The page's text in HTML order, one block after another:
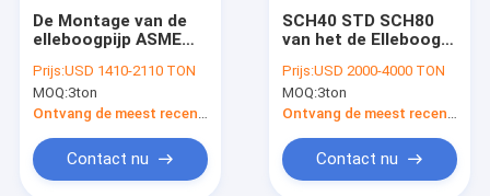
De Montage van de
elleboogpijp ASME
stuk Reuder GLB
A234 WPB SCH40
STD A182 F304 316
Prijs:USD 1410-2110 TON
MOQ:3ton
Contact nu
SCH40 STD SCH80
van het de Elleboogt-
ANSI B16.9 A234WPB
het Reductiemiddel
GLB van de
Prijs:USD 2000-4000 TON
MOQ:3ton
Contact nu